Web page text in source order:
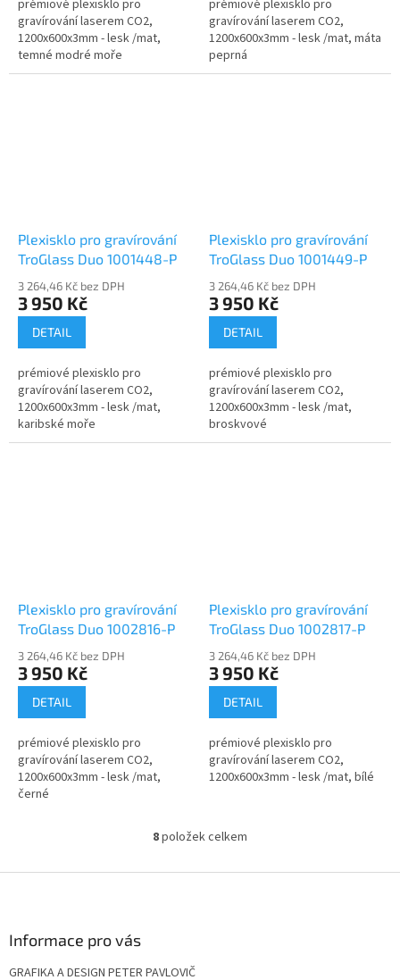
prémiové plexisklo pro
gravírování laserem CO2,
1200x600x3mm - lesk /mat,
temné modré moře
prémiové plexisklo pro
gravírování laserem CO2,
1200x600x3mm - lesk /mat, máta
peprná
Plexisklo pro gravírování
TroGlass Duo 1001448-P
3 264,46 Kč bez DPH
3 950 Kč
DETAIL
prémiové plexisklo pro
gravírování laserem CO2,
1200x600x3mm - lesk /mat,
karibské moře
Plexisklo pro gravírování
TroGlass Duo 1001449-P
3 264,46 Kč bez DPH
3 950 Kč
DETAIL
prémiové plexisklo pro
gravírování laserem CO2,
1200x600x3mm - lesk /mat,
broskvové
Plexisklo pro gravírování
TroGlass Duo 1002816-P
3 264,46 Kč bez DPH
3 950 Kč
DETAIL
prémiové plexisklo pro
gravírování laserem CO2,
1200x600x3mm - lesk /mat,
černé
Plexisklo pro gravírování
TroGlass Duo 1002817-P
3 264,46 Kč bez DPH
3 950 Kč
DETAIL
prémiové plexisklo pro
gravírování laserem CO2,
1200x600x3mm - lesk /mat, bílé
O
l
8položek celkem
Informace pro vás
GRAFIKA A DESIGN PETER PAVLOVIČ